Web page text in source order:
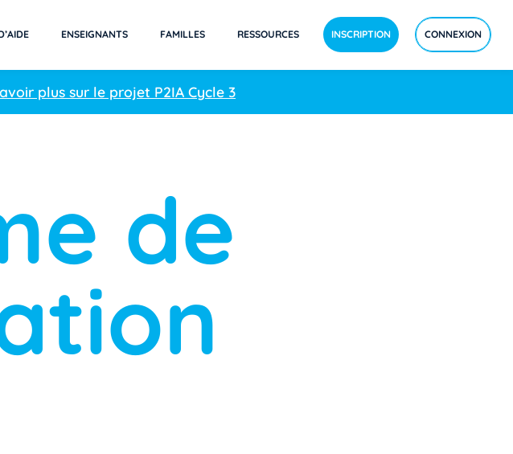
ENSEIGNANTS FAMILLES RESSOURCES INSCRIPTION CONNEXION
plus sur le projet P2IA Cycle 3
de